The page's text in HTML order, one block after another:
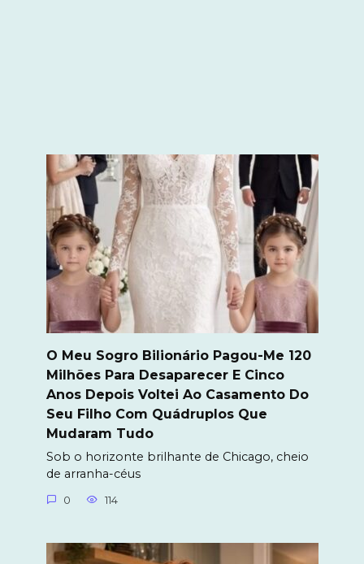
O Meu Sogro Bilionário Pagou-Me 120
Milhões Para Desaparecer E Cinco
Anos Depois Voltei Ao Casamento Do
Seu Filho Com Quádruplos Que
Mudaram Tudo
Sob o horizonte brilhante de Chicago, cheio
de arranha-céus
0 114